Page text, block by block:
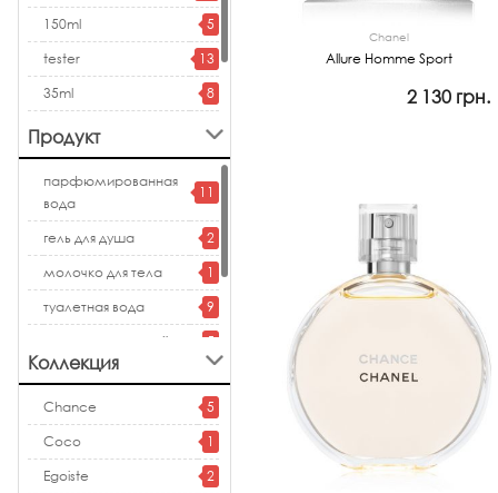
150ml
5
tester
13
35ml
8
4
200ml
4
Продукт
парфюмированная
вода
11
гель для душа
2
молочко для тела
1
туалетная вода
9
дезодорант-спрей
5
deostick
одеколон
1
Коллекция
Chance
5
Coco
1
Egoiste
2
Chanel
Allure Homme Sport
2 130 грн.